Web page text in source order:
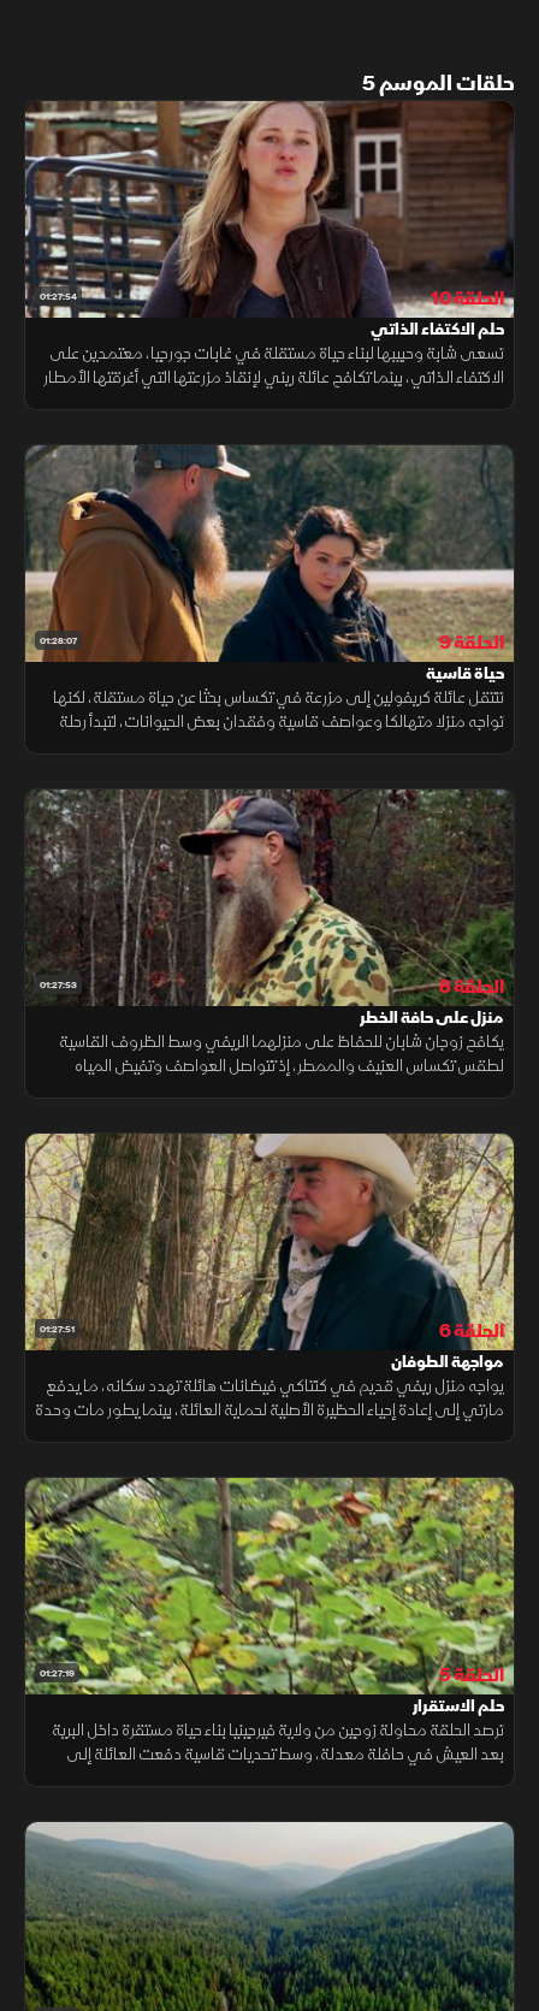
حلقات الموسم 5
01:27:54 الحلقة 10
حلم الاكتفاء الذاتي
تسعى شابة وحبيبها لبناء حياة مستقلة في غابات جورجيا، معتمدين على
الاكتفاء الذاتي، بينما تكافح عائلة ريني لإنقاذ مزرعتها التي أغرقتها الأمطار
01:28:07 الحلقة 9
حياة قاسية
تنتقل عائلة كريفولين إلى مزرعة في تكساس بحثا عن حياة مستقلة، لكنها
تواجه منزلا متهالكا وعواصف قاسية وفقدان بعض الحيوانات، لتبدأ رحلة
01:27:53 الحلقة 8
منزل على حافة الخطر
يكافح زوجان شابان للحفاظ على منزلهما الريفي وسط الظروف القاسية
لطقس تكساس العنيف والممطر، إذ تتواصل العواصف وتفيض المياه
01:27:51 الحلقة 6
مواجهة الطوفان
يواجه منزل ريفي قديم في كنتاكي فيضانات هائلة تهدد سكانه، ما يدفع
مارتي إلى إعادة إحياء الحظيرة الأصلية لحماية العائلة، بينما يطور مات وحدة
01:27:19 الحلقة 5
حلم الاستقرار
ترصد الحلقة محاولة زوجين من ولاية فيرجينيا بناء حياة مستقرة داخل البرية
بعد العيش في حافلة معدلة، وسط تحديات قاسية دفعت العائلة إلى